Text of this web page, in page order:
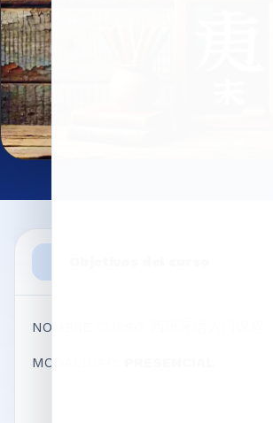
NOMBRE CURSO:
MODALIDAD: